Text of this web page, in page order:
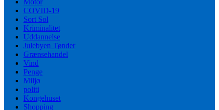
COVID-19
Sort Sol
Kriminalitet
Uddannelse
Julebyen Tønder
Grænsehandel
Vind
Penge
Miljø
politi
Kongehuset
Shopping